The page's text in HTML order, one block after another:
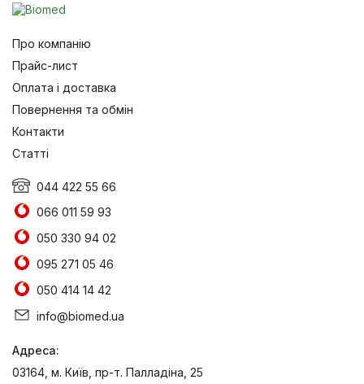
Про компанію
Прайс-лист
Оплата і доставка
Повернення та обмін
Контакти
Статті
044 422 55 66
066 011 59 93
050 330 94 02
095 271 05 46
050 414 14 42
info@biomed.ua
Адреса:
03164, м. Київ, пр-т. Палладіна, 25